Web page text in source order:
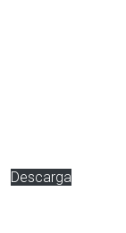
Descarga